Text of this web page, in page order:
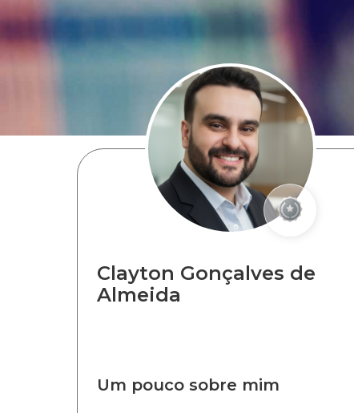
Clayton Gonçalves de
Almeida
Um pouco sobre mim